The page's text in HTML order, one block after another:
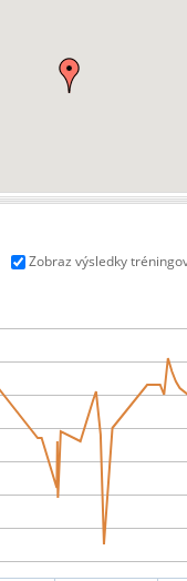
Zobraz výsledky